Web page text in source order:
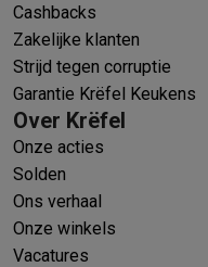
Cashbacks
Zakelijke klanten
Strijd tegen corruptie
Garantie Krëfel Keukens
Over Krëfel
Onze acties
Solden
Ons verhaal
Onze winkels
Vacatures